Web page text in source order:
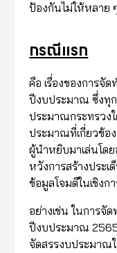
ป้องกันไม่ให้หลาย
กรณีแรก
คือ เรื่องของการจั
ปีงบประมาณ ซึ่งทุ
ประมาณกระทรวง
ประมาณที่เกี่ยวข้อ
ผู้นำหยิบมาเล่นโดย
หวังการสร้างประเ
ข้อมูลโจมตีในเชิงก
อย่างเช่น ในการจั
ปีงบประมาณ 2565
จัดสรรงบประมาณ